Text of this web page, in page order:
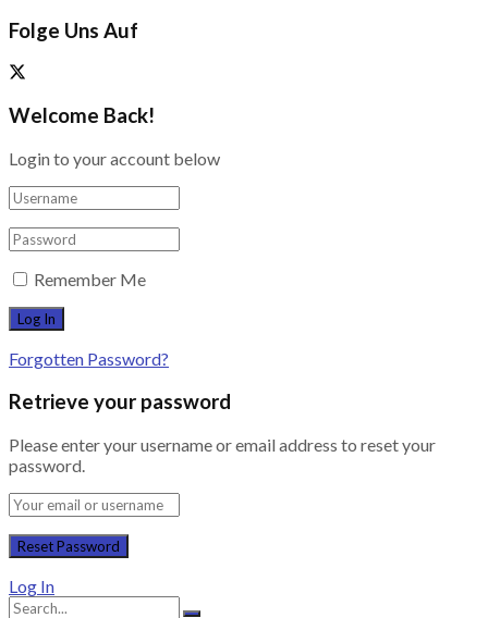
Folge Uns Auf
Welcome Back!
Login to your account below
Remember Me
Forgotten Password?
Retrieve your password
Please enter your username or email address to reset your
password.
Log In